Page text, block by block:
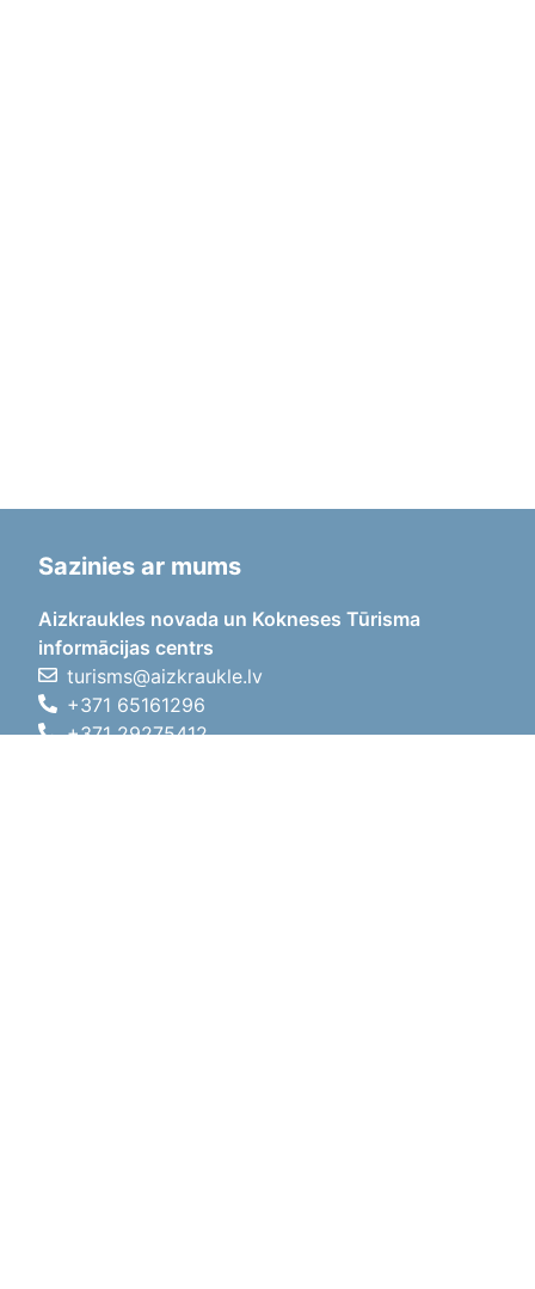
Sazinies ar mums
Aizkraukles novada un Kokneses Tūrisma
informācijas centrs
turisms@aizkraukle.lv
+371 65161296
+371 29275412